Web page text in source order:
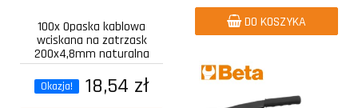
100x Opaska kablowa
wciskana na zatrzask
200x4,8mm naturalna
Okazja! 18,54 zł
DO KOSZYKA